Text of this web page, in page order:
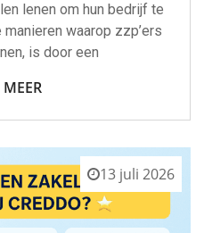
lenen om hun bedrijf te
manieren waarop zzp’ers
is door een
MEER
13 juli 2026